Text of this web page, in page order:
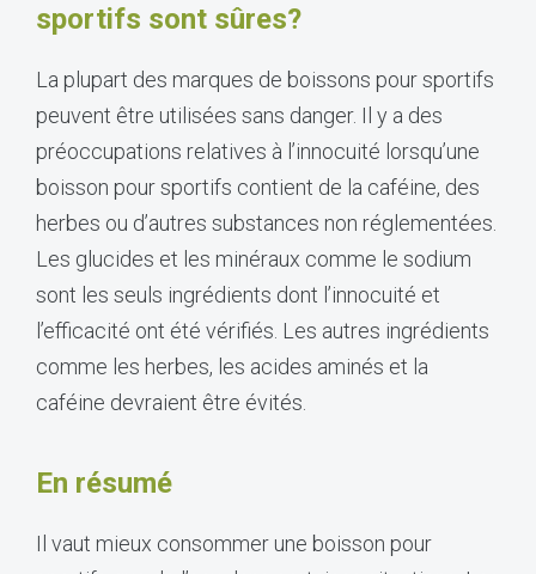
sportifs sont sûres?
La plupart des marques de boissons pour sportifs
peuvent être utilisées sans danger. Il y a des
préoccupations relatives à l’innocuité lorsqu’une
boisson pour sportifs contient de la caféine, des
herbes ou d’autres substances non réglementées.
Les glucides et les minéraux comme le sodium
sont les seuls ingrédients dont l’innocuité et
l’efficacité ont été vérifiés. Les autres ingrédients
comme les herbes, les acides aminés et la
caféine devraient être évités.
En résumé
Il vaut mieux consommer une boisson pour